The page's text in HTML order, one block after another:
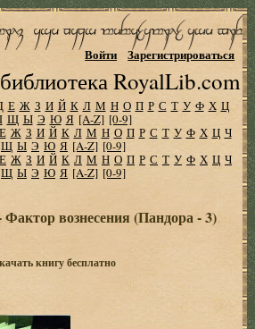
RoyalLib.com
Войти Зарегистрироваться
Е Ж З И Й К Л М Н О П Р С Т У Ф Х Ц
Щ Ы Э Ю Я [A-Z] [0-9]
Е Ж З И Й К Л М Н О П Р С Т У Ф Х Ц Ч
Щ Ы Э Ю Я [A-Z] [0-9]
Е Ж З И Й К Л М Н О П Р С Т У Ф Х Ц Ч
Щ Ы Э Ю Я [A-Z] [0-9]
вознесения (Пандора - 3)
книгу бесплатно